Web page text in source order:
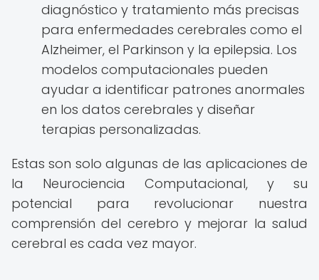
diagnóstico y tratamiento más precisas
para enfermedades cerebrales como el
Alzheimer, el Parkinson y la epilepsia. Los
modelos computacionales pueden
ayudar a identificar patrones anormales
en los datos cerebrales y diseñar
terapias personalizadas.
Estas son solo algunas de las aplicaciones de
la Neurociencia Computacional, y su
potencial para revolucionar nuestra
comprensión del cerebro y mejorar la salud
cerebral es cada vez mayor.